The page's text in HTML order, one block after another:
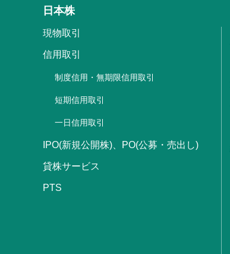
日本株
現物取引
信用取引
制度信用・無期限信用取引
短期信用取引
一日信用取引
IPO(新規公開株)、PO(公募・売出し)
貸株サービス
PTS